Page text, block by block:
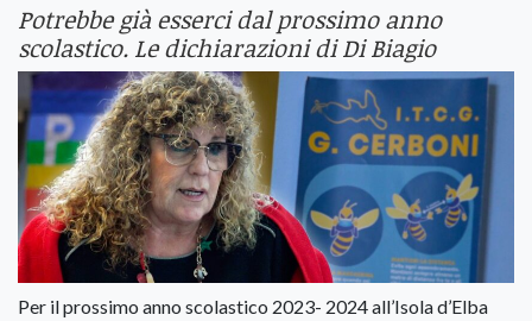
Potrebbe già esserci dal prossimo anno
scolastico. Le dichiarazioni di Di Biagio
Per il prossimo anno scolastico 2023- 2024 all’Isola d’Elba